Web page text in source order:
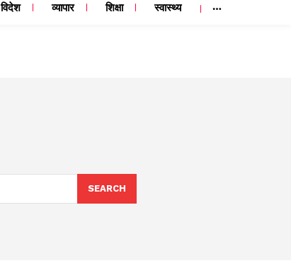
विदेश व्यापार शिक्षा स्वास्थ्य
SEARCH